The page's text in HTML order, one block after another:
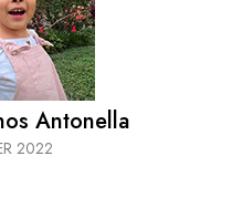
Antonella
2022